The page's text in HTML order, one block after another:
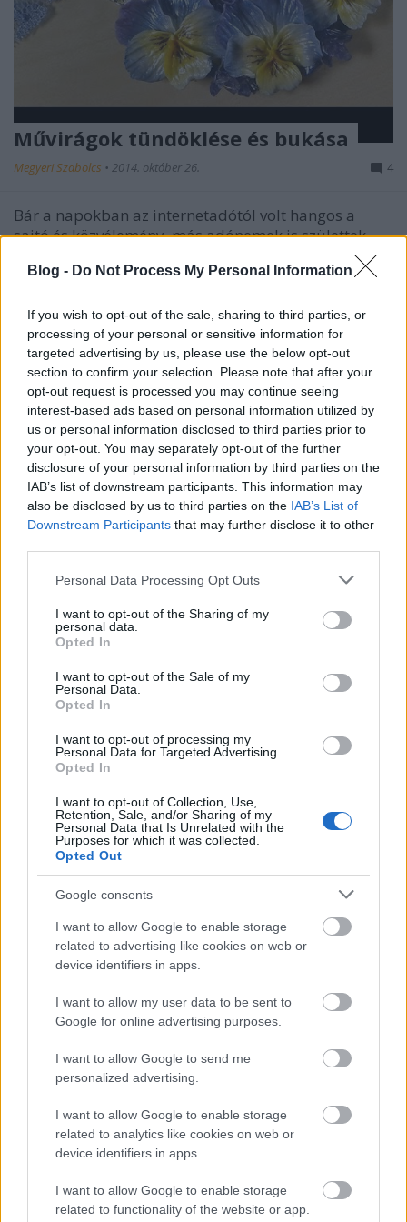
Blog - Do Not Process My Personal Information
If you wish to opt-out of the sale, sharing to third parties, or
processing of your personal or sensitive information for
targeted advertising by us, please use the below opt-out
section to confirm your selection. Please note that after your
opt-out request is processed you may continue seeing
interest-based ads based on personal information utilized by
us or personal information disclosed to third parties prior to
your opt-out. You may separately opt-out of the further
disclosure of your personal information by third parties on the
IAB’s list of downstream participants. This information may
also be disclosed by us to third parties on the IAB’s List of
Downstream Participants that may further disclose it to other
Please note that this website/app uses one or more Google
not limited to your visit or usage behaviour. You may click to
grant or deny consent to Google and its third-party tags to
use your data for below specified purposes in below Google
consent section.
Personal Data Processing Opt Outs
I want to opt-out of the Sharing of my
personal data.
Opted In
I want to opt-out of the Sale of my
Personal Data.
Opted In
I want to opt-out of processing my
Personal Data for Targeted Advertising.
Opted In
I want to opt-out of Collection, Use,
Retention, Sale, and/or Sharing of my
Personal Data that Is Unrelated with the
Purposes for which it was collected.
Opted Out
Google consents
I want to allow Google to enable storage
related to advertising like cookies on web or
device identifiers in apps.
I want to allow my user data to be sent to
Google for online advertising purposes.
I want to allow Google to send me
personalized advertising.
I want to allow Google to enable storage
related to analytics like cookies on web or
device identifiers in apps.
I want to allow Google to enable storage
related to functionality of the website or app.
Művirágok tündöklése és bukása
Megyeri Szabolcs • 2014. október 26. 4
Bár a napokban az internetadótól volt hangos a
sajtó és közvélemény, más adónemek is születtek,
melyek kisebb visszhangot váltottak ki, ilyen például
a művirágokat ezentúl terhelő magasabb sarc. A terv
adó fizetendő, ami…
Társasházi kertfelújítás - nem
mondani, csinálni!
• 2014. október 18.
A következő pár bekezdésnyi íráshoz nem is
szeretnék hosszadalmas bevezetőt írni, a rövid,
élvezetes beszámolónak nem kell reklám. Az
azonban megér pár gondolatot, hogy bár sokat
látjuk a romos, lehangoló, szürke társasházi belső
A muskátli, meg a tél
Megyeri Szabolcs•
A muskátli kicsit olyan, mint annak idején az első
valóságshow-k, amiket saját bevallása szerint senki
nem nézett, valahogy mégis mindenki naprakész volt
a történésekből. A muskátli hasonlóan lesajnált,
sokak által régimódinak, unalmasnak,
fantáziátlannak tartott dísznövény,…
Rejtélyes növénypusztulások
nyomában
Megyeri Szabolcs•2014. augusztus 01.
A cím mintha valami krimit ígérne, amúgy a
Helyszínelők nyomdokában járva, és az igazság nem
is jár messze a feltételezéstől. Az alábbiakban egy
általános problémát próbálok körüljárni, mégpedig
a megmagyarázhatatlan(nak tűnő) szobanövény
halálok okait keresem, némi…
A légkondi és a növények
Megyeri Szabolcs• 2014. július 22.
Az idei nyár igencsak hektikus az időjárást tekintve,
hol kánikula van, hol pedig őszies az időjárás, most